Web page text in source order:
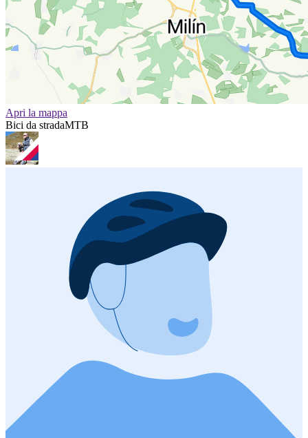
Apri la mappa
Bici da stradaMTB